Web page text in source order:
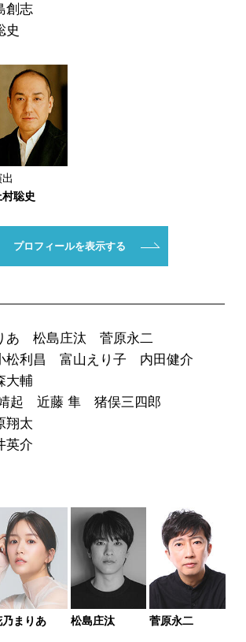
創志
史
村聡史
プロフィールを表示する
あ 松島庄汰 菅原永二
松利昌 富山えり子 内田健介
大輔
起 近藤 隼 猪俣三四郎
翔太
英介
乃まりあ 松島庄汰 菅原永二